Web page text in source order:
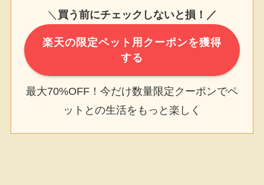
＼ 買う前にチェックしないと損！／
楽天の限定ペット用クーポンを獲得
する
最大70%OFF！今だけ数量限定クーポンでペ
ットとの生活をもっと楽しく